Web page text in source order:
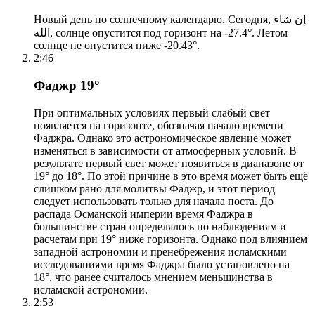
Новый день по солнечному календарю. Сегодня, إن شاء
الله, солнце опустится под горизонт на -27.4°. Летом
солнце не опустится ниже -20.43°.
2:46
Фаджр 19°
При оптимальных условиях первый слабый свет
появляется на горизонте, обозначая начало времени
Фаджра. Однако это астрономическое явление может
изменяться в зависимости от атмосферных условий. В
результате первый свет может появиться в диапазоне от
19° до 18°. По этой причине в это время может быть ещё
слишком рано для молитвы Фаджр, и этот период
следует использовать только для начала поста. До
распада Османской империи время Фаджра в
большинстве стран определялось по наблюдениям и
расчетам при 19° ниже горизонта. Однако под влиянием
западной астрономии и пренебрежения исламскими
исследованиями время Фаджра было установлено на
18°, что ранее считалось мнением меньшинства в
исламской астрономии.
2:53